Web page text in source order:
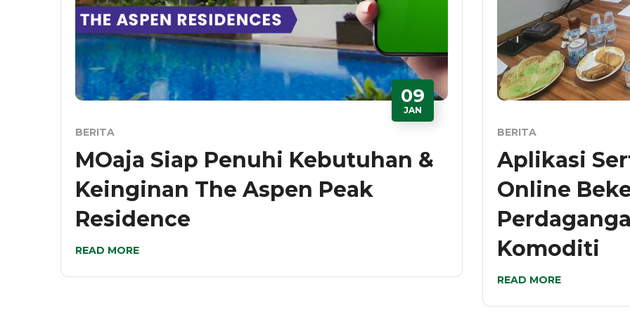
09
JAN
BERITA
MOaja Siap Penuhi Kebutuhan &
Keinginan The Aspen Peak
Residence
READ MORE
BERITA
Aplikasi
Online
Komoditi
READ MORE